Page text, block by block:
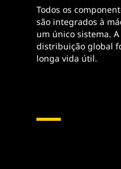
Todos os
são integrados à
um único sistema.
distribuição global
longa vida útil.